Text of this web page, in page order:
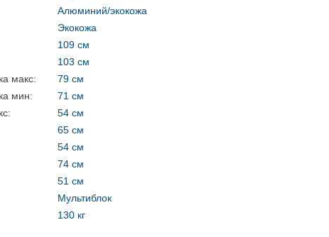
Алюминий/экокожа
Экокожа
109 см
103 см
макс:
79 см
мин:
71 см
54 см
65 см
54 см
74 см
51 см
Мультиблок
130 кг